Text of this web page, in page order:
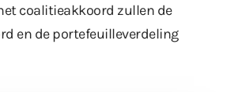
coalitieakkoord zullen de
en de portefeuilleverdeling